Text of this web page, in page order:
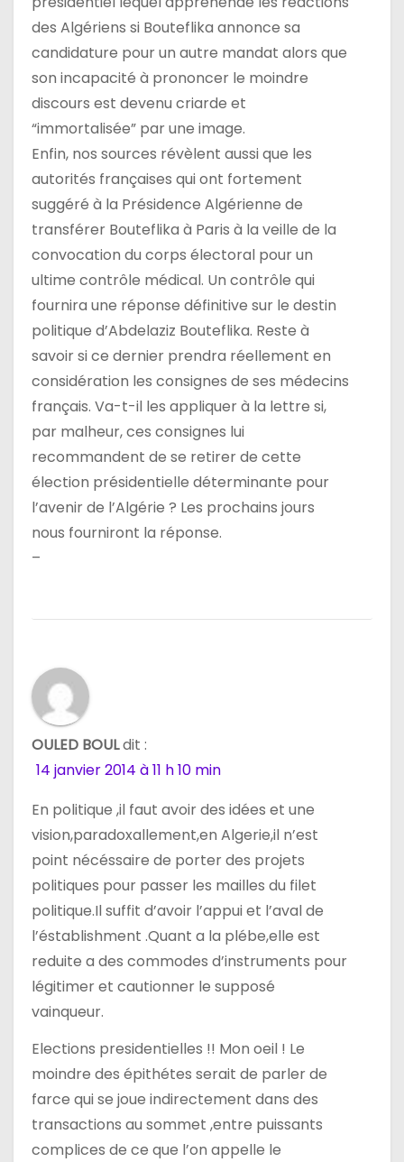
des Algériens si Bouteflika annonce sa
candidature pour un autre mandat alors que
son incapacité à prononcer le moindre
discours est devenu criarde et
“immortalisée” par une image.
Enfin, nos sources révèlent aussi que les
autorités françaises qui ont fortement
suggéré à la Présidence Algérienne de
transférer Bouteflika à Paris à la veille de la
convocation du corps électoral pour un
ultime contrôle médical. Un contrôle qui
fournira une réponse définitive sur le destin
politique d’Abdelaziz Bouteflika. Reste à
savoir si ce dernier prendra réellement en
considération les consignes de ses médecins
français. Va-t-il les appliquer à la lettre si,
par malheur, ces consignes lui
recommandent de se retirer de cette
élection présidentielle déterminante pour
l’avenir de l’Algérie ? Les prochains jours
nous fourniront la réponse.
–
OULED BOULdit :
14 janvier 2014 à 11 h 10 min
En politique ,il faut avoir des idées et une
vision,paradoxallement,en Algerie,il n’est
point nécéssaire de porter des projets
politiques pour passer les mailles du filet
politique.Il suffit d’avoir l’appui et l’aval de
l’éstablishment .Quant a la plébe,elle est
reduite a des commodes d’instruments pour
légitimer et cautionner le supposé
vainqueur.
Elections presidentielles !! Mon oeil ! Le
moindre des épithétes serait de parler de
farce qui se joue indirectement dans des
transactions au sommet ,entre puissants
complices de ce que l’on appelle le